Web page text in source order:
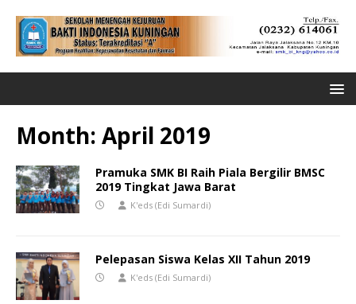
Month: April 2019
Pramuka SMK BI Raih Piala Bergilir BMSC
2019 Tingkat Jawa Barat
K'eds (Edi Sumardi)
Pelepasan Siswa Kelas XII Tahun 2019
K'eds (Edi Sumardi)